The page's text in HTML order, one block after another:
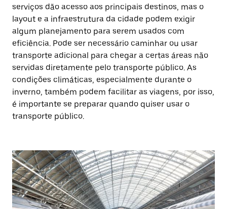
serviços dão acesso aos principais destinos, mas o
layout e a infraestrutura da cidade podem exigir
algum planejamento para serem usados com
eficiência. Pode ser necessário caminhar ou usar
transporte adicional para chegar a certas áreas não
servidas diretamente pelo transporte público. As
condições climáticas, especialmente durante o
inverno, também podem facilitar as viagens, por isso,
é importante se preparar quando quiser usar o
transporte público.